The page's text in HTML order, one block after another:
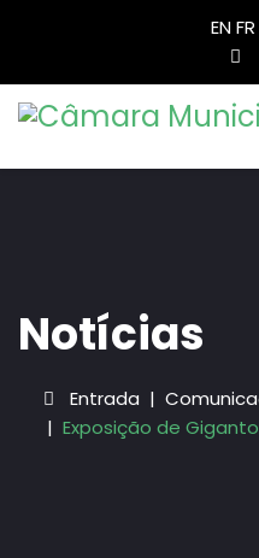
ENFR
Notícias
Entrada
Exposição de